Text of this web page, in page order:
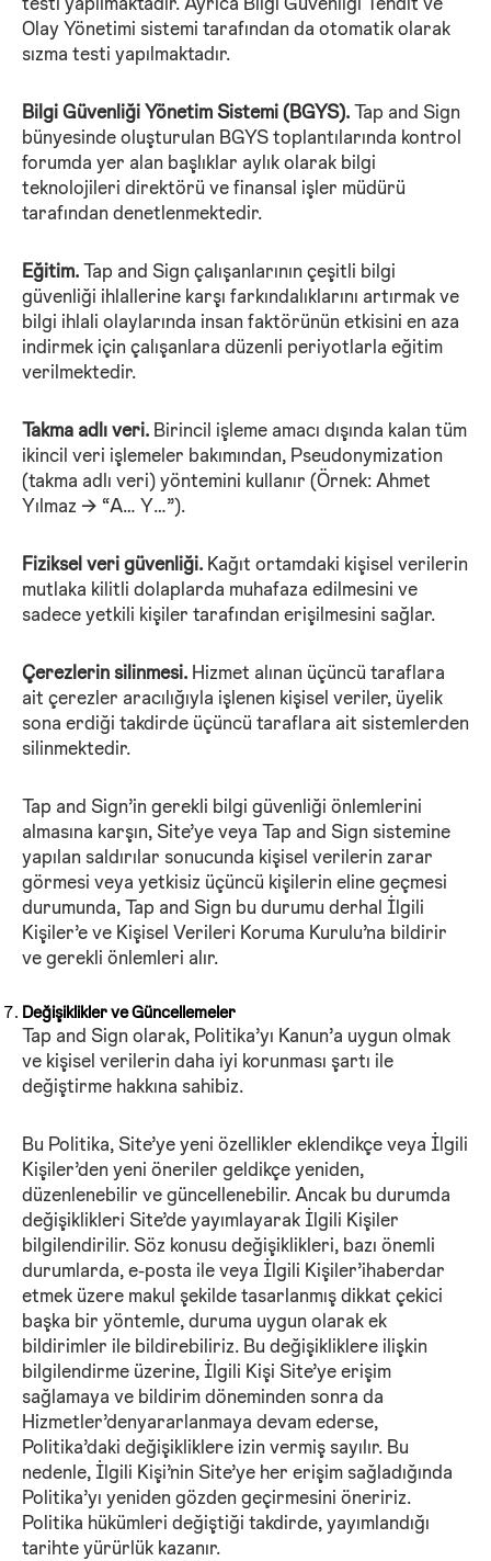
Olay Yönetimi sistemi tarafından da otomatik olarak
sızma testi yapılmaktadır.
Bilgi Güvenliği Yönetim Sistemi (BGYS).Tap and Sign
bünyesinde oluşturulan BGYS toplantılarında kontrol
forumda yer alan başlıklar aylık olarak bilgi
teknolojileri direktörü ve finansal işler müdürü
tarafından denetlenmektedir.
Eğitim.Tap and Sign çalışanlarının çeşitli bilgi
güvenliği ihlallerine karşı farkındalıklarını artırmak ve
bilgi ihlali olaylarında insan faktörünün etkisini en aza
indirmek için çalışanlara düzenli periyotlarla eğitim
verilmektedir.
Takma adlı veri. Birincil işleme amacı dışında kalan tüm
ikincil veri işlemeler bakımından, Pseudonymization
(takma adlı veri) yöntemini kullanır (Örnek: Ahmet
Yılmaz 🡪 “A… Y…”).
Fiziksel veri güvenliği. Kağıt ortamdaki kişisel verilerin
mutlaka kilitli dolaplarda muhafaza edilmesini ve
sadece yetkili kişiler tarafından erişilmesini sağlar.
Çerezlerin silinmesi. Hizmet alınan üçüncü taraflara
ait çerezler aracılığıyla işlenen kişisel veriler, üyelik
sona erdiği takdirde üçüncü taraflara ait sistemlerden
silinmektedir.
Tap and Sign’in gerekli bilgi güvenliği önlemlerini
almasına karşın, Site’ye veya Tap and Sign sistemine
yapılan saldırılar sonucunda kişisel verilerin zarar
görmesi veya yetkisiz üçüncü kişilerin eline geçmesi
durumunda, Tap and Sign bu durumu derhal İlgili
Kişiler’e ve Kişisel Verileri Koruma Kurulu’na bildirir
ve gerekli önlemleri alır.
Değişiklikler ve Güncellemeler
Tap and Sign olarak, Politika’yı Kanun’a uygun olmak
ve kişisel verilerin daha iyi korunması şartı ile
değiştirme hakkına sahibiz.
Bu Politika, Site’ye yeni özellikler eklendikçe veya İlgili
Kişiler’den yeni öneriler geldikçe yeniden,
düzenlenebilir ve güncellenebilir. Ancak bu durumda
değişiklikleri Site’de yayımlayarak İlgili Kişiler
bilgilendirilir. Söz konusu değişiklikleri, bazı önemli
durumlarda, e-posta ile veya İlgili Kişiler’ihaberdar
etmek üzere makul şekilde tasarlanmış dikkat çekici
başka bir yöntemle, duruma uygun olarak ek
bildirimler ile bildirebiliriz. Bu değişikliklere ilişkin
bilgilendirme üzerine, İlgili Kişi Site’ye erişim
sağlamaya ve bildirim döneminden sonra da
Hizmetler’denyararlanmaya devam ederse,
Politika’daki değişikliklere izin vermiş sayılır. Bu
nedenle, İlgili Kişi’nin Site’ye her erişim sağladığında
Politika’yı yeniden gözden geçirmesini öneririz.
Politika hükümleri değiştiği takdirde, yayımlandığı
tarihte yürürlük kazanır.